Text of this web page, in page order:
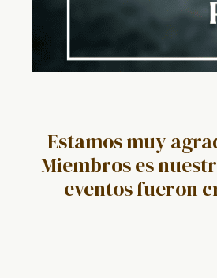
Estamos muy
Miembros es
eventos fueron